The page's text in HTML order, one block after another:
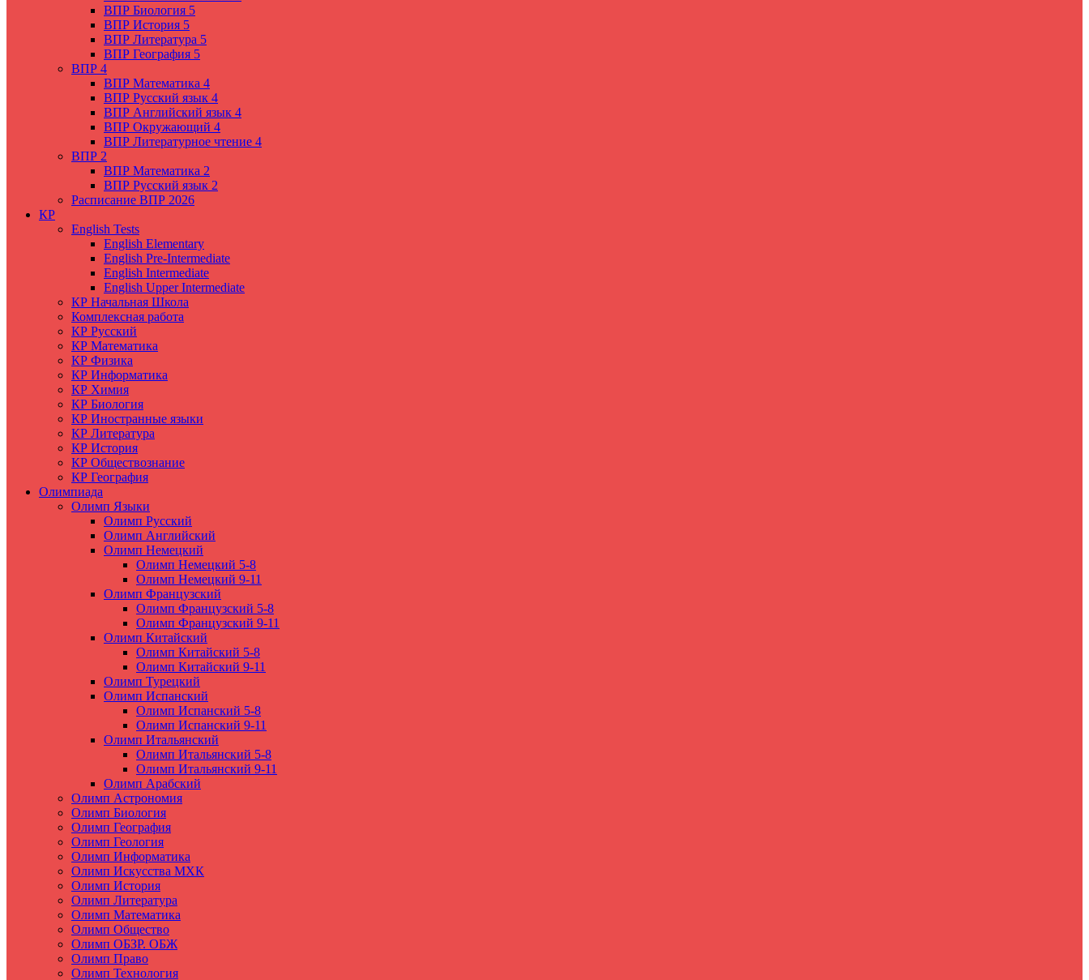
ВПР Биология 5
ВПР История 5
ВПР Литература 5
ВПР География 5
ВПР 4
ВПР Математика 4
ВПР Русский язык 4
ВПР Английский язык 4
ВПР Окружающий 4
ВПР Литературное чтение 4
ВПР 2
ВПР Математика 2
ВПР Русский язык 2
Расписание ВПР 2026
КР
English Tests
English Elementary
English Pre-Intermediate
English Intermediate
English Upper Intermediate
КР Начальная Школа
Комплексная работа
КР Русский
КР Математика
КР Физика
КР Информатика
КР Химия
КР Биология
КР Иностранные языки
КР Литература
КР История
КР Обществознание
КР География
Олимпиада
Олимп Языки
Олимп Русский
Олимп Английский
Олимп Немецкий
Олимп Немецкий 5-8
Олимп Немецкий 9-11
Олимп Французский
Олимп Французский 5-8
Олимп Французский 9-11
Олимп Китайский
Олимп Китайский 5-8
Олимп Китайский 9-11
Олимп Турецкий
Олимп Испанский
Олимп Испанский 5-8
Олимп Испанский 9-11
Олимп Итальянский
Олимп Итальянский 5-8
Олимп Итальянский 9-11
Олимп Арабский
Олимп Астрономия
Олимп Биология
Олимп География
Олимп Геология
Олимп Информатика
Олимп Искусства МХК
Олимп История
Олимп Литература
Олимп Математика
Олимп Общество
Олимп ОБЗР. ОБЖ
Олимп Право
Олимп Технология